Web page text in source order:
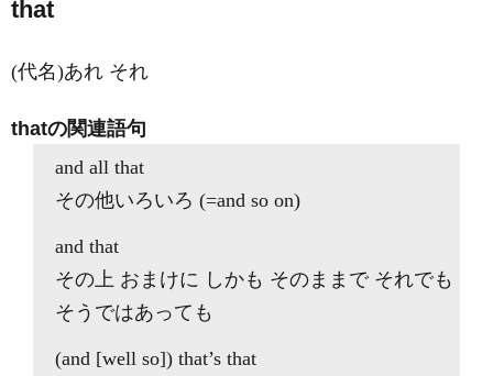
that
(代名)あれ それ
thatの関連語句
and all that
その他いろいろ (=and so on)
and that
その上 おまけに しかも そのままで それでも
そうではあっても
(and [well so]) that’s that